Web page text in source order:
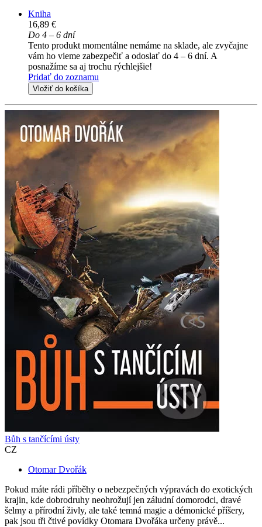
Kniha
16,89 €
Do 4 – 6 dní
Tento produkt momentálne nemáme na sklade, ale zvyčajne
vám ho vieme zabezpečiť a odoslať do 4 – 6 dní. A
posnažíme sa aj trochu rýchlejšie!
Pridať do zoznamu
Vložiť do košíka
Bůh s tančícími ústy
CZ
Otomar Dvořák
Pokud máte rádi příběhy o nebezpečných výpravách do exotických
krajin, kde dobrodruhy neohrožují jen záludní domorodci, dravé
šelmy a přírodní živly, ale také temná magie a démonické příšery,
pak jsou tři čtivé povídky Otomara Dvořáka určeny právě...